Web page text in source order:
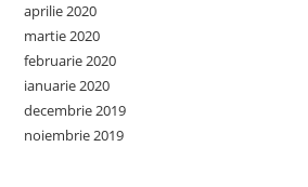
aprilie 2020
martie 2020
februarie 2020
ianuarie 2020
decembrie 2019
noiembrie 2019